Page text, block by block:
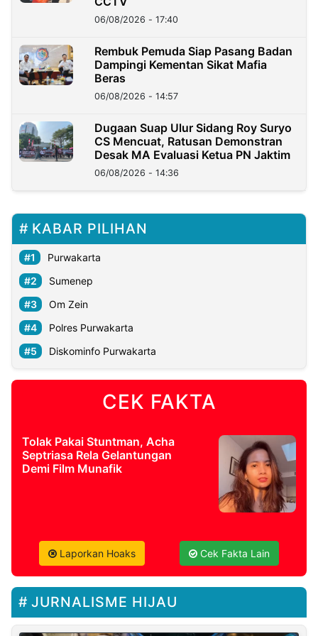
06/08/2026 - 17:40
Rembuk Pemuda Siap Pasang Badan
Dampingi Kementan Sikat Mafia
Beras
06/08/2026 - 14:57
Dugaan Suap Ulur Sidang Roy Suryo
CS Mencuat, Ratusan Demonstran
Desak MA Evaluasi Ketua PN Jaktim
06/08/2026 - 14:36
KABAR PILIHAN
Purwakarta
Sumenep
Om Zein
Polres Purwakarta
Diskominfo Purwakarta
CEK FAKTA
Tolak Pakai Stuntman, Acha
Septriasa Rela Gelantungan
Demi Film Munafik
Laporkan Hoaks Cek Fakta Lain
JURNALISME HIJAU